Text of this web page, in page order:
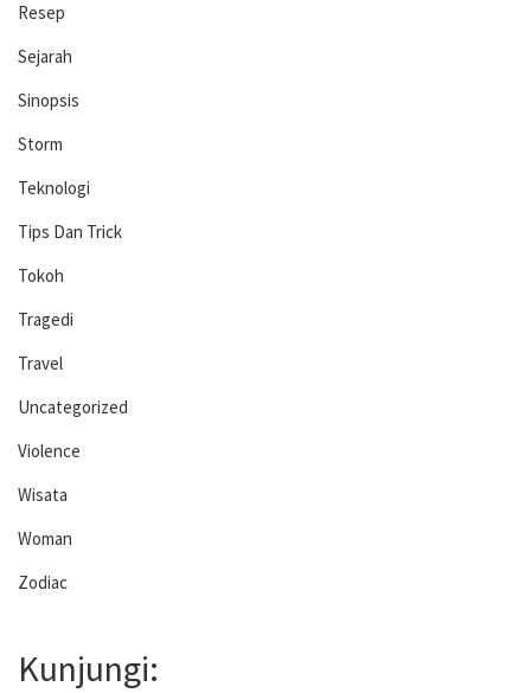
Resep
Sejarah
Sinopsis
Storm
Teknologi
Tips Dan Trick
Tokoh
Tragedi
Travel
Uncategorized
Violence
Wisata
Woman
Zodiac
Kunjungi: